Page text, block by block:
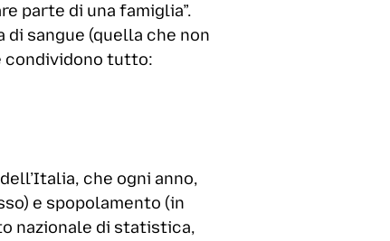
parte di una famiglia”.
sangue (quella che non
condividono tutto:
che ogni anno,
e spopolamento (in
nazionale di statistica,